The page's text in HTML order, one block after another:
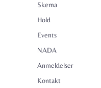
Skema
Hold
Events
NADA
Anmeldelser
Kontakt